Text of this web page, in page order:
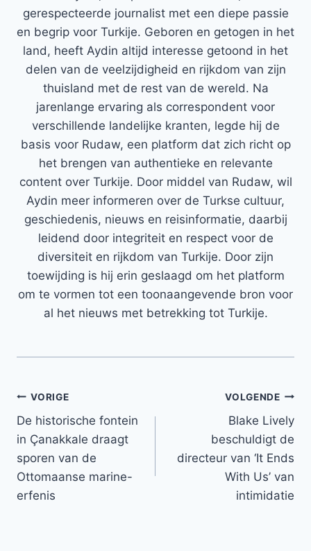
gerespecteerde journalist met een diepe passie
en begrip voor Turkije. Geboren en getogen in het
land, heeft Aydin altijd interesse getoond in het
delen van de veelzijdigheid en rijkdom van zijn
thuisland met de rest van de wereld. Na
jarenlange ervaring als correspondent voor
verschillende landelijke kranten, legde hij de
basis voor Rudaw, een platform dat zich richt op
het brengen van authentieke en relevante
content over Turkije. Door middel van Rudaw, wil
Aydin meer informeren over de Turkse cultuur,
geschiedenis, nieuws en reisinformatie, daarbij
leidend door integriteit en respect voor de
diversiteit en rijkdom van Turkije. Door zijn
toewijding is hij erin geslaagd om het platform
om te vormen tot een toonaangevende bron voor
al het nieuws met betrekking tot Turkije.
Bericht
navigatie
VORIGE
De historische fontein
in Çanakkale draagt ​​
sporen van de
Ottomaanse marine-
erfenis
VOLGENDE
Blake Lively
beschuldigt de
directeur van ‘It Ends
With Us’ van
intimidatie